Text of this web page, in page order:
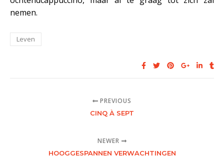
nemen.
Leven
PREVIOUS
CINQ À SEPT
NEWER
HOOGGESPANNEN VERWACHTINGEN